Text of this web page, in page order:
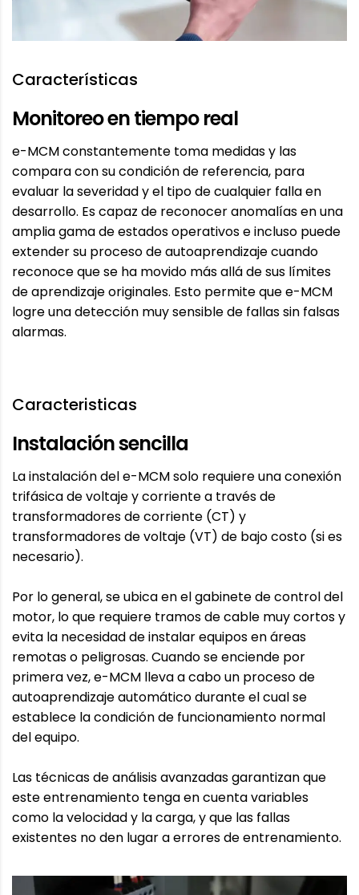
Características
Monitoreo en tiempo real
e-MCM constantemente toma medidas y las
compara con su condición de referencia, para
evaluar la severidad y el tipo de cualquier falla en
desarrollo. Es capaz de reconocer anomalías en una
amplia gama de estados operativos e incluso puede
extender su proceso de autoaprendizaje cuando
reconoce que se ha movido más allá de sus límites
de aprendizaje originales. Esto permite que e-MCM
logre una detección muy sensible de fallas sin falsas
alarmas.
Caracteristicas
Instalación sencilla
La instalación del e-MCM solo requiere una conexión
trifásica de voltaje y corriente a través de
transformadores de corriente (CT) y
transformadores de voltaje (VT) de bajo costo (si es
necesario).
Por lo general, se ubica en el gabinete de control del
motor, lo que requiere tramos de cable muy cortos y
evita la necesidad de instalar equipos en áreas
remotas o peligrosas. Cuando se enciende por
primera vez, e-MCM lleva a cabo un proceso de
autoaprendizaje automático durante el cual se
establece la condición de funcionamiento normal
del equipo.
Las técnicas de análisis avanzadas garantizan que
este entrenamiento tenga en cuenta variables
como la velocidad y la carga, y que las fallas
existentes no den lugar a errores de entrenamiento.